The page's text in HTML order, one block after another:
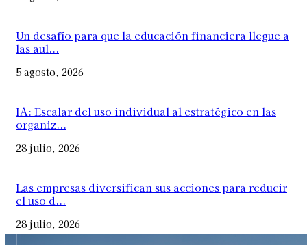
Un desafío para que la educación financiera llegue a
las aul...
5 agosto, 2026
IA: Escalar del uso individual al estratégico en las
organiz...
28 julio, 2026
Las empresas diversifican sus acciones para reducir
el uso d...
28 julio, 2026